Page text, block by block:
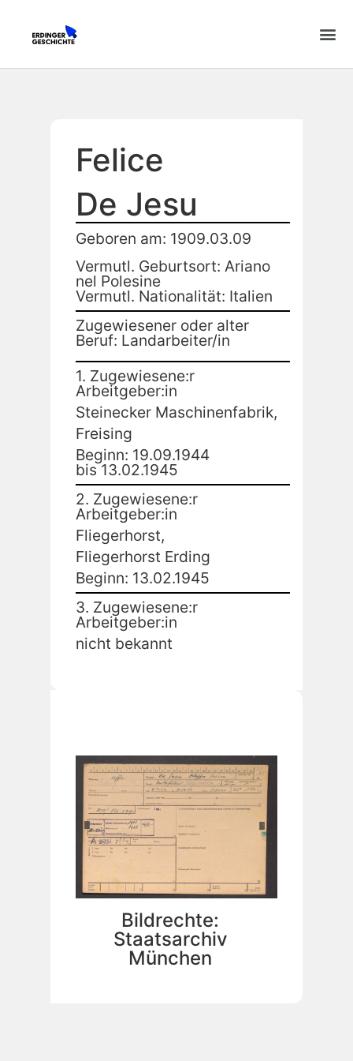
Felice
De Jesu
Geboren am: 1909.03.09
Vermutl. Geburtsort: Ariano
nel Polesine
Vermutl. Nationalität: Italien
Zugewiesener oder alter
Beruf: Landarbeiter/in
1. Zugewiesene:r
Arbeitgeber:in
Steinecker Maschinenfabrik,
Freising
Beginn: 19.09.1944
bis 13.02.1945
2. Zugewiesene:r
Arbeitgeber:in
Fliegerhorst,
Fliegerhorst Erding
Beginn: 13.02.1945
3. Zugewiesene:r
Arbeitgeber:in
nicht bekannt
Bildrechte:
Staatsarchiv
München